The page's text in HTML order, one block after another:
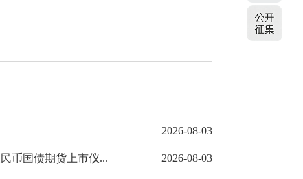
2026-08-03
币国债期货上市仪... 2026-08-03